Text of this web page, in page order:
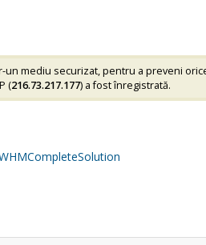
un mediu securizat, pentru a preveni
(216.73.217.177) a fost înregistrată.